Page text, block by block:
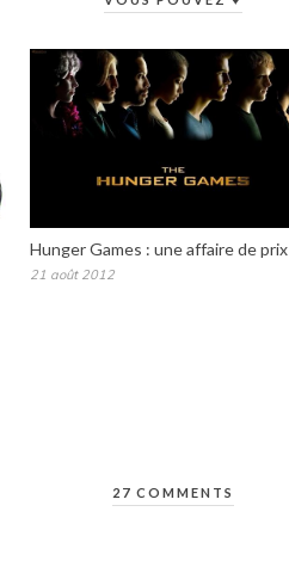
Hunger Games : une affaire de prix
21 août 2012
27 COMMENTS